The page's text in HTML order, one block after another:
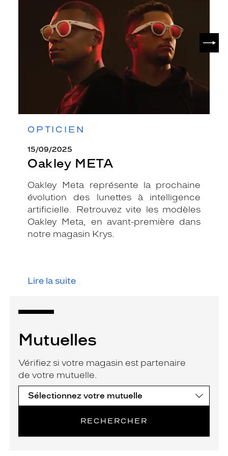
OPTICIEN
15/09/2025
Oakley META
Oakley Meta représente la prochaine
évolution des lunettes à intelligence
artificielle. Retrouvez vite les modèles
Oakley Meta, en avant-première dans
notre magasin Krys.
Lire la suite
Mutuelles
Vérifiez si votre magasin est partenaire
de votre mutuelle.
RECHERCHER